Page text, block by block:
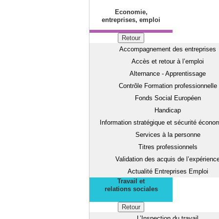
Economie,
entreprises, emploi
Retour
Accompagnement des entreprises
Accès et retour à l’emploi
Alternance - Apprentissage
Contrôle Formation professionnelle
Fonds Social Européen
Handicap
Information stratégique et sécurité
Services à la personne
Titres professionnels
Validation des acquis de
Actualité Entreprises Emploi
Travail et
relations sociales
Retour